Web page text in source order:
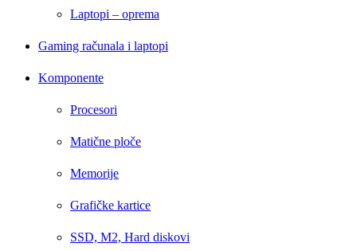
Laptopi – oprema
Gaming računala i laptopi
Komponente
Procesori
Matične ploče
Memorije
Grafičke kartice
SSD, M2, Hard diskovi